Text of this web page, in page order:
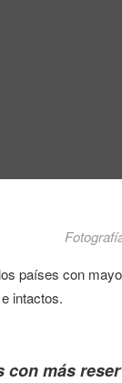
países con
intactos.
más